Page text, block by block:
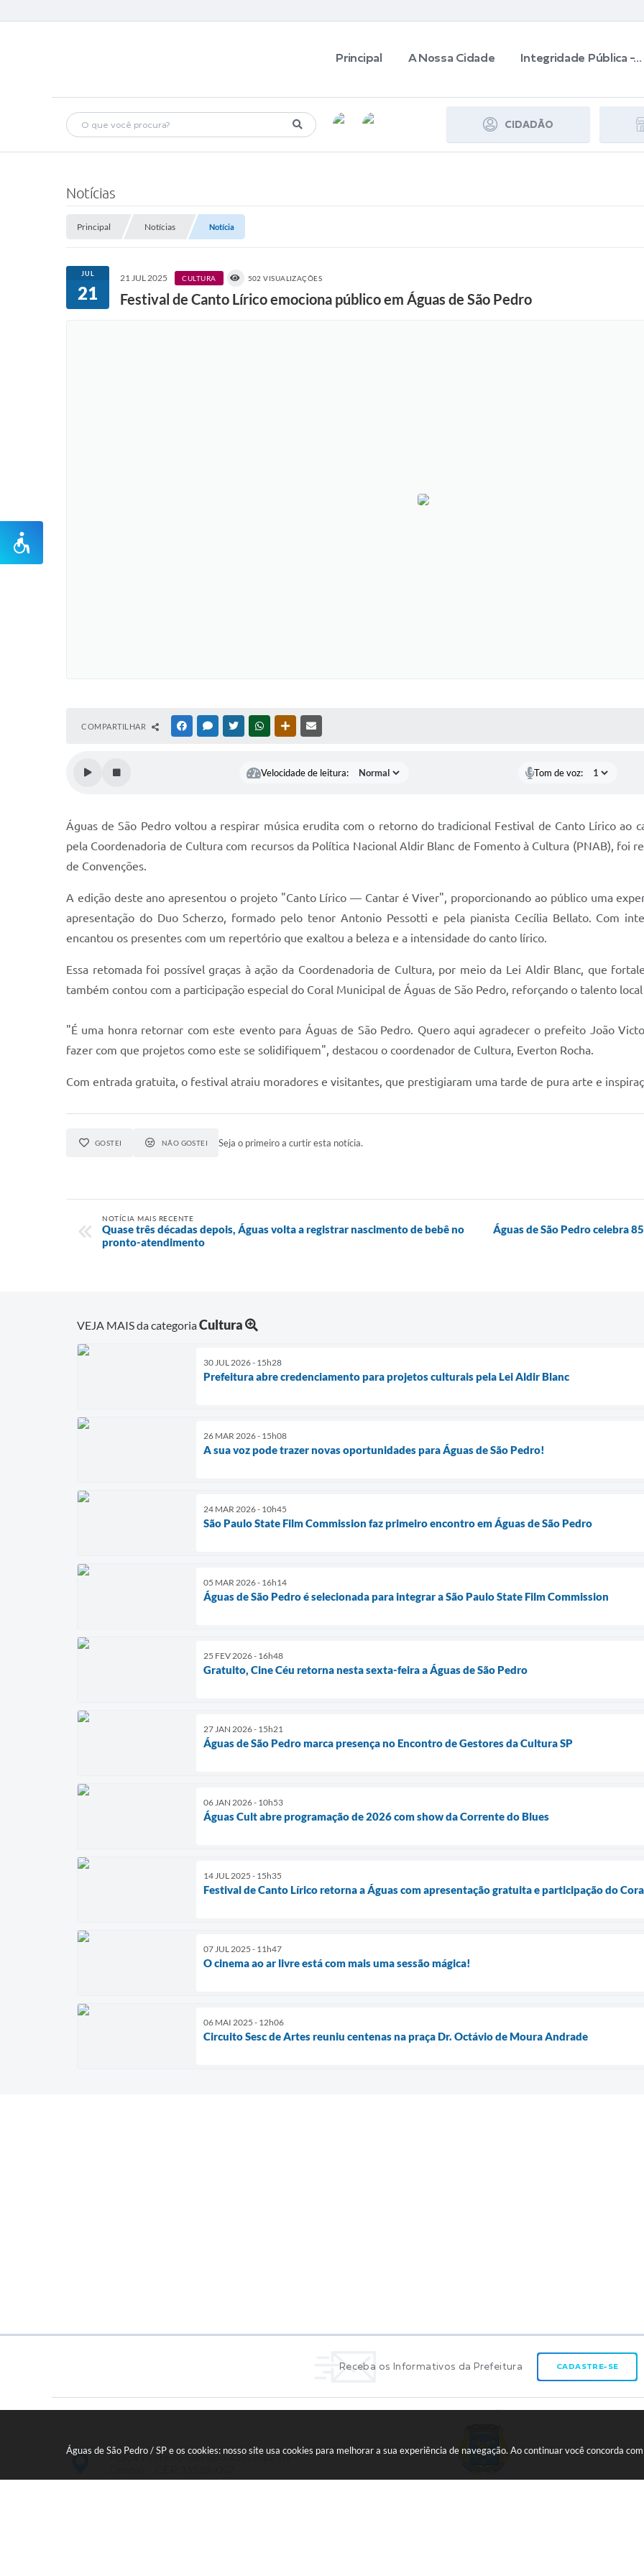
Águas de São Pedro / SP e os cookies: nosso site usa cookies para melhorar a sua experiência de navegação. Ao continuar você concorda
Principal A Nossa Cidade Integridade Pública -...
CIDADÃO
Notícias
Principal Notícias Notícia
JUL
21
21 JUL 2025 CULTURA 502 VISUALIZAÇÕES
Festival de Canto Lírico emociona público em Águas de São Pedro
COMPARTILHAR FACEBOOKMESSENGER
TWITTERWHATSAPPOUTRAS MÍDIAS
Velocidade de leitura: Tom de voz:
Águas de São Pedro voltou a respirar música erudita com o retorno do tradicional Festival de Canto Lírico ao
pela Coordenadoria de Cultura com recursos da Política Nacional Aldir Blanc de Fomento à Cultura (PNAB), foi
de Convenções.
A edição deste ano apresentou o projeto "Canto Lírico — Cantar é Viver", proporcionando ao público uma
apresentação do Duo Scherzo, formado pelo tenor Antonio Pessotti e pela pianista Cecília Bellato. Com
encantou os presentes com um repertório que exaltou a beleza e a intensidade do canto lírico.
Essa retomada foi possível graças à ação da Coordenadoria de Cultura, por meio da Lei Aldir Blanc, que
também contou com a participação especial do Coral Municipal de Águas de São Pedro, reforçando o talento
"É uma honra retornar com este evento para Águas de São Pedro. Quero aqui agradecer o prefeito João
fazer com que projetos como este se solidifiquem", destacou o coordenador de Cultura, Everton Rocha.
Com entrada gratuita, o festival atraiu moradores e visitantes, que prestigiaram uma tarde de pura arte e
GOSTEI NÃO GOSTEI Seja o primeiro a curtir esta notícia.
NOTÍCIA MAIS RECENTE
Quase três décadas depois, Águas volta a registrar nascimento de bebê no
pronto-atendimento
Águas de São Pedro celebra
VEJA MAIS da categoriaCultura
30 JUL 2026 - 15h28
Prefeitura abre credenciamento para projetos culturais pela Lei Aldir Blanc
26 MAR 2026 - 15h08
A sua voz pode trazer novas oportunidades para Águas de São Pedro!
24 MAR 2026 - 10h45
São Paulo State Film Commission faz primeiro encontro em Águas de São Pedro
05 MAR 2026 - 16h14
Águas de São Pedro é selecionada para integrar a São Paulo State Film Commission
25 FEV 2026 - 16h48
Gratuito, Cine Céu retorna nesta sexta-feira a Águas de São Pedro
27 JAN 2026 - 15h21
Águas de São Pedro marca presença no Encontro de Gestores da Cultura SP
06 JAN 2026 - 10h53
Águas Cult abre programação de 2026 com show da Corrente do Blues
14 JUL 2025 - 15h35
Festival de Canto Lírico retorna a Águas com apresentação gratuita e participação do
07 JUL 2025 - 11h47
O cinema ao ar livre está com mais uma sessão mágica!
06 MAI 2025 - 12h06
Circuito Sesc de Artes reuniu centenas na praça Dr. Octávio de Moura Andrade
Receba os Informativos da Prefeitura CADASTRE-SE
Praça Prefeito Geraldo Azevedo, 115 -